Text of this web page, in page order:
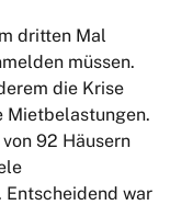
dritten Mal
müssen.
die Krise
Mietbelastungen.
92 Häusern
war